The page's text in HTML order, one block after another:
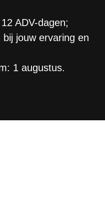
ADV-dagen;
jouw ervaring en
1 augustus.